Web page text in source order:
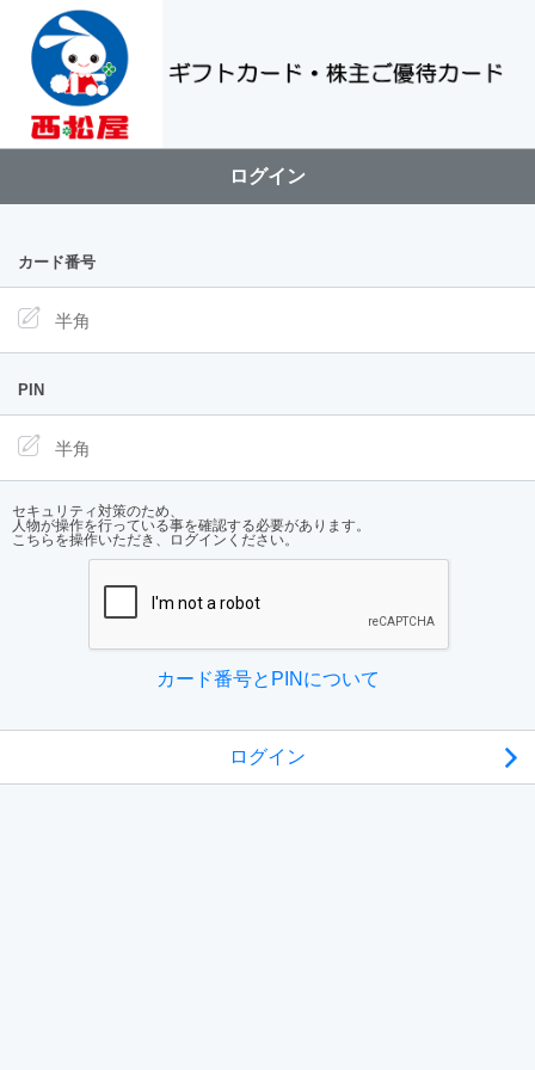
ログイン
カード番号
PIN
セキュリティ対策のため、
人物が操作を行っている事を確認する必要があります。
こちらを操作いただき、ログインください。
カード番号とPINについて